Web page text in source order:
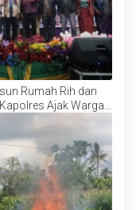
Rumah Rih dan
Ajak Warga
Budaya Suku Karo